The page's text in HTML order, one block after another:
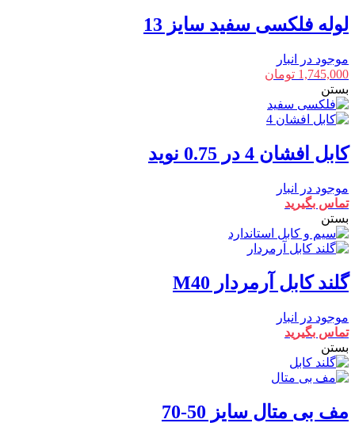
لوله فلکسی سفید سایز 13
موجود در انبار
1,745,000 تومان
بستن
کابل افشان 4 در 0.75 نوید
موجود در انبار
تماس بگیرید
بستن
گلند کابل آرمردار M40
موجود در انبار
تماس بگیرید
بستن
مف بی متال سایز 50-70